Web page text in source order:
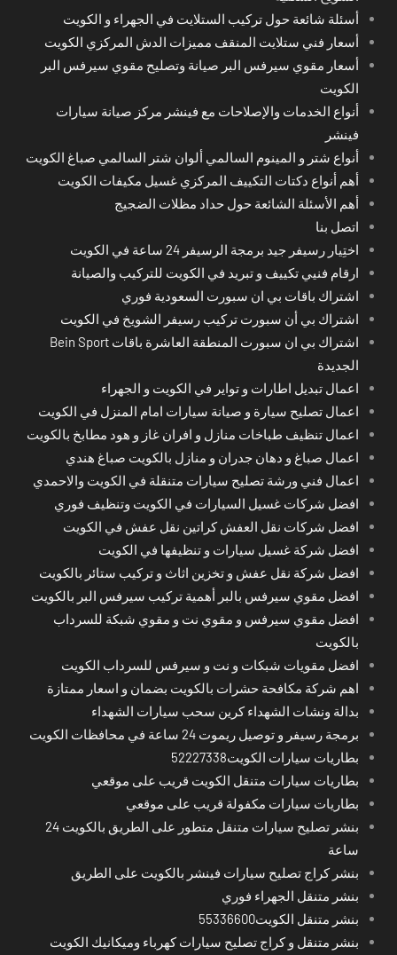
أسئلة شائعة حول تركيب الستلايت في الجهراء و الكويت
أسعار فني ستلايت المنقف مميزات الدش المركزي الكويت
أسعار مقوي سيرفس البر صيانة وتصليح مقوي سيرفس البر
الكويت
أنواع الخدمات والإصلاحات مع فينشر مركز صيانة سيارات
فينشر
أنواع شتر و المينوم السالمي ألوان شتر السالمي صباغ الكويت
أهم أنواع دكتات التكييف المركزي غسيل مكيفات الكويت
أهم الأسئلة الشائعة حول حداد مظلات الضجيج
اتصل بنا
اختِيار رسيفر جيد برمجة الرسيفر 24 ساعة في الكويت
ارقام فنيي تكييف و تبريد في الكويت للتركيب والصيانة
اشتراك باقات بي ان سبورت السعودية فوري
اشتراك بي أن سبورت تركيب رسيفر الشويخ في الكويت
اشتراك بي ان سبورت المنطقة العاشرة باقات Bein Sport
الجديدة
اعمال تبديل اطارات و تواير في الكويت و الجهراء
اعمال تصليح سيارة و صيانة سيارات امام المنزل في الكويت
اعمال تنظيف طباخات منازل و افران غاز و هود مطابخ بالكويت
اعمال صباغ و دهان جدران و منازل بالكويت صباغ هندي
اعمال فني ورشة تصليح سيارات متنقلة في الكويت والاحمدي
افضل شركات غسيل السيارات في الكويت وتنظيف فوري
افضل شركات نقل العفش كراتين نقل عفش في الكويت
افضل شركة غسيل سيارات و تنظيفها في الكويت
افضل شركة نقل عفش و تخزين اثاث و تركيب ستائر بالكويت
افضل مقوي سيرفس بالبر أهمية تركيب سيرفس البر بالكويت
افضل مقوي سيرفس و مقوي نت و مقوي شبكة للسرداب
بالكويت
افضل مقويات شبكات و نت و سيرفس للسرداب الكويت
اهم شركة مكافحة حشرات بالكويت بضمان و اسعار ممتازة
بدالة ونشات الشهداء كرين سحب سيارات الشهداء
برمجة رسيفر و توصيل ريموت 24 ساعة في محافظات الكويت
بطاريات سيارات الكويت52227338
بطاريات سيارات متنقل الكويت قريب على موقعي
بطاريات سيارات مكفولة قريب على موقعي
بنشر تصليح سيارات متنقل متطور على الطريق بالكويت 24
ساعة
بنشر كراج تصليح سيارات فينشر بالكويت على الطريق
بنشر متنقل الجهراء فوري
بنشر متنقل الكويت55336600
بنشر متنقل و كراج تصليح سيارات كهرباء وميكانيك الكويت